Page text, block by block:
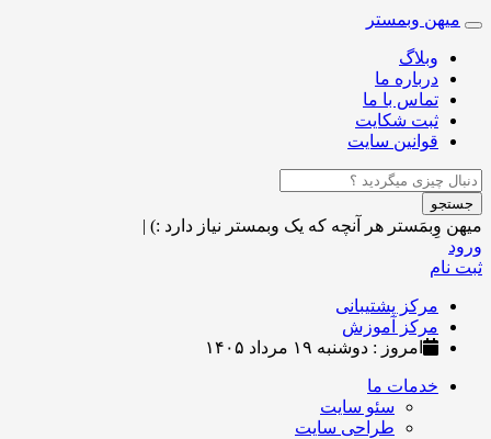
Toggle
navigation
میهن وبمستر
وبلاگ
درباره ما
تماس با ما
ثبت شکایت
قوانین سایت
جستجو
میهن وِبمَستر هر آنچه که یک وبمستر نیاز دارد :) |
ورود
ثبت نام
مرکز پشتیبانی
مرکز آموزش
امروز : دوشنبه ۱۹ مرداد ۱۴۰۵
خدمات ما
سئو سایت
طراحی سایت